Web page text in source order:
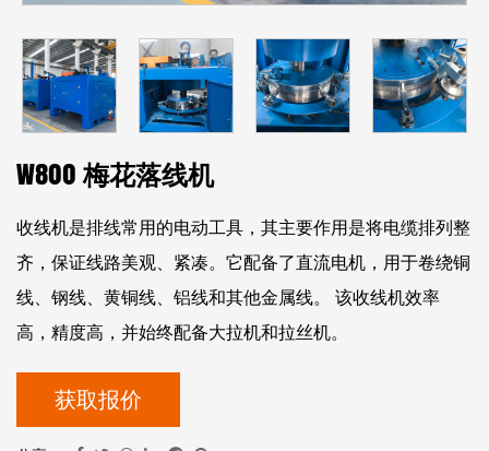
W800 梅花落线机
收线机是排线常用的电动工具，其主要作用是将电缆排列整
齐，保证线路美观、紧凑。它配备了直流电机，用于卷绕铜
线、钢线、黄铜线、铝线和其他金属线。 该收线机效率
高，精度高，并始终配备大拉机和拉丝机。
获取报价